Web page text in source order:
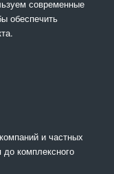
современные
обеспечить
и частных
комплексного